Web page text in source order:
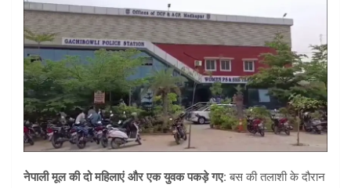
नेपाली मूल की दो महिलाएं और एक युवक पकड़े गए:बस की तलाशी के दौरान